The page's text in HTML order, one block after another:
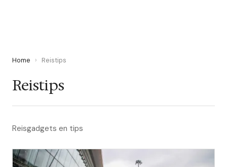
Home › Reistips
Reistips
Reisgadgets en tips